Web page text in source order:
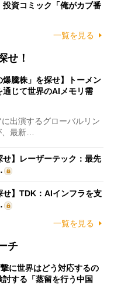
資コミック「俺がカブ番
一覧を見る
せ！
爆騰株」を探せ】トーメン
じて世界のAIメモリ需
出演するグローバルリン
、最新…
せ】レーザーテック：最先
せ】TDK：AIインフラを支
一覧を見る
チ
に世界はどう対応するの
する「蒸留を行う中国